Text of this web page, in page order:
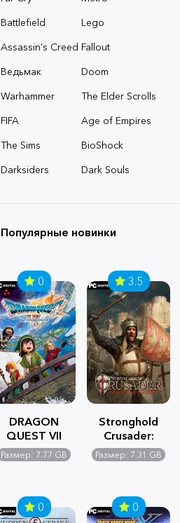
Battlefield
Lego
Assassin's Creed Fallout
Ведьмак
Doom
Warhammer
The Elder Scrolls
FIFA
Age of Empires
The Sims
BioShock
Darksiders
Dark Souls
Популярные новинки
0
DRAGON
QUEST VII
Reimagined
Размер: 7.77 GB
3.5
Stronghold
Crusader:
Definitive
Edition
Размер: 7.31 GB
0 0